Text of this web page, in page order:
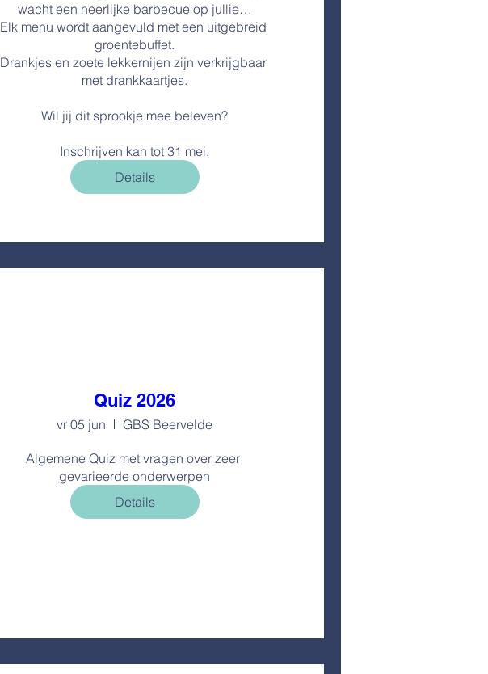
wacht een heerlijke barbecue op jullie…
Elk menu wordt aangevuld met een uitgebreid
groentebuffet.
Drankjes en zoete lekkernijen zijn verkrijgbaar
met drankkaartjes.
Wil jij dit sprookje mee beleven?
Inschrijven kan tot 31 mei.
Details
Quiz 2026
vr 05 jun GBS Beervelde
Algemene Quiz met vragen over zeer
gevarieerde onderwerpen
Details